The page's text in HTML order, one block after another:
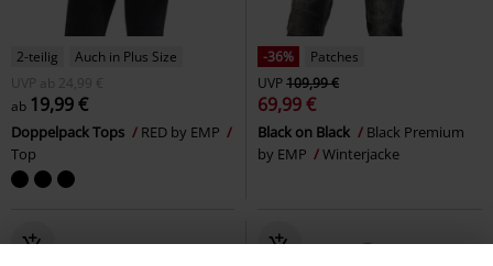
2-teilig
Auch in Plus Size
UVP
ab 24,99 €
ab 19,99 €
Doppelpack Tops
RED by EMP
Top
-36%
Patches
UVP109,99 €
69,99 €
Black on Black
Black Premium
by EMP
Winterjacke